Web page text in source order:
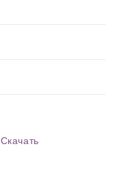
Скачать